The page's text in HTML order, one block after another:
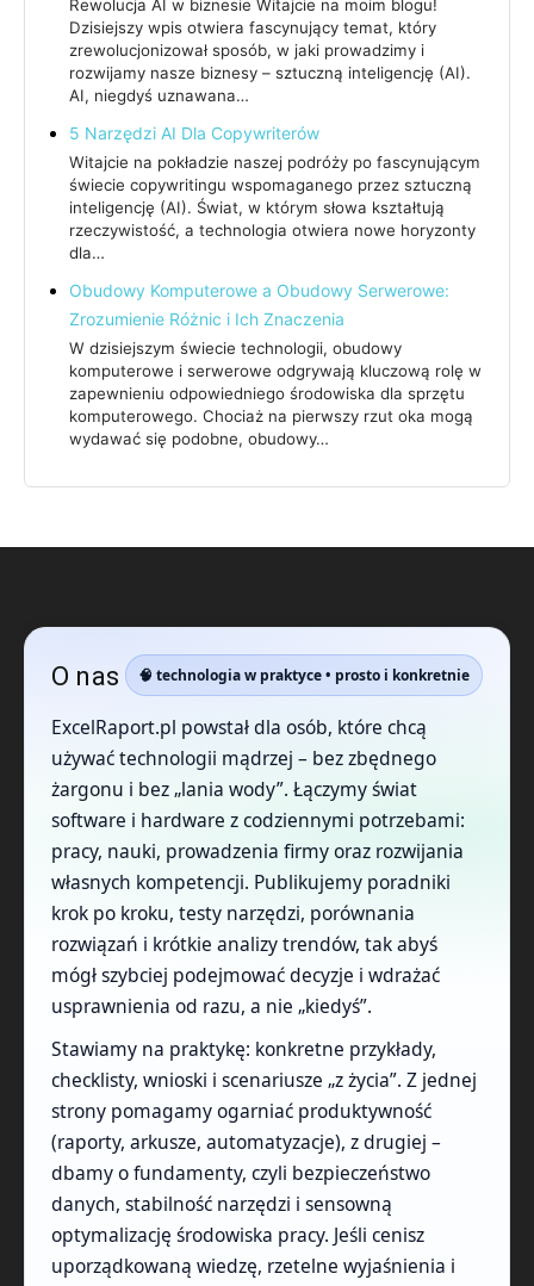
Rewolucja AI w biznesie Witajcie na moim blogu!
Dzisiejszy wpis otwiera fascynujący temat, który
zrewolucjonizował sposób, w jaki prowadzimy i
rozwijamy nasze biznesy – sztuczną inteligencję (AI).
AI, niegdyś uznawana…
5 Narzędzi AI Dla Copywriterów
Witajcie na pokładzie naszej podróży po fascynującym
świecie copywritingu wspomaganego przez sztuczną
inteligencję (AI). Świat, w którym słowa kształtują
rzeczywistość, a technologia otwiera nowe horyzonty
dla…
Obudowy Komputerowe a Obudowy Serwerowe:
Zrozumienie Różnic i Ich Znaczenia
W dzisiejszym świecie technologii, obudowy
komputerowe i serwerowe odgrywają kluczową rolę w
zapewnieniu odpowiedniego środowiska dla sprzętu
komputerowego. Chociaż na pierwszy rzut oka mogą
wydawać się podobne, obudowy…
O nas 🧠 technologia w praktyce • prosto i konkretnie
ExcelRaport.pl powstał dla osób, które chcą
używać technologii mądrzej – bez zbędnego
żargonu i bez „lania wody”. Łączymy świat
software i hardware z codziennymi potrzebami:
pracy, nauki, prowadzenia firmy oraz rozwijania
własnych kompetencji. Publikujemy poradniki
krok po kroku, testy narzędzi, porównania
rozwiązań i krótkie analizy trendów, tak abyś
mógł szybciej podejmować decyzje i wdrażać
usprawnienia od razu, a nie „kiedyś”.
Stawiamy na praktykę: konkretne przykłady,
checklisty, wnioski i scenariusze „z życia”. Z jednej
strony pomagamy ogarniać produktywność
(raporty, arkusze, automatyzacje), z drugiej –
dbamy o fundamenty, czyli bezpieczeństwo
danych, stabilność narzędzi i sensowną
optymalizację środowiska pracy. Jeśli cenisz
uporządkowaną wiedzę, rzetelne wyjaśnienia i